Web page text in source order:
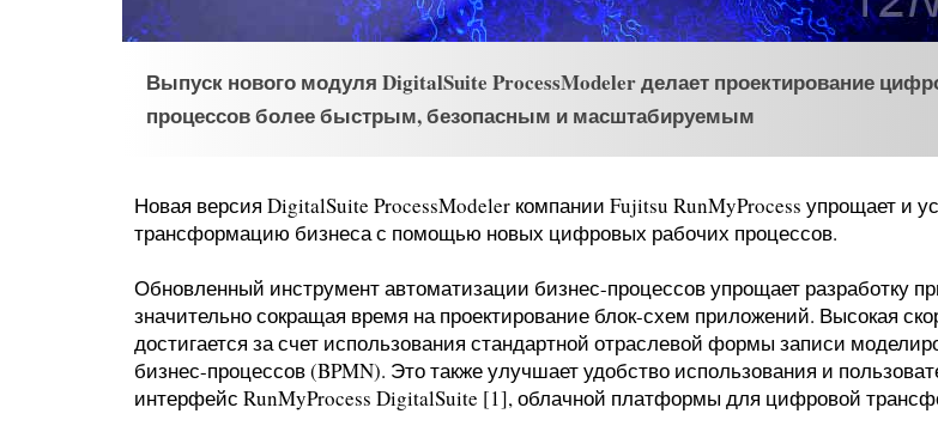
Выпуск нового модуля DigitalSuite ProcessModeler делает проектирование
процессов более быстрым, безопасным и масштабируемым
Новая версия DigitalSuite ProcessModeler компании Fujitsu RunMyProcess упрощает и
трансформацию бизнеса с помощью новых цифровых рабочих процессов.
Обновленный инструмент автоматизации бизнес-процессов упрощает разработку
значительно сокращая время на проектирование блок-схем приложений. Высокая
достигается за счет использования стандартной отраслевой формы записи
бизнес-процессов (BPMN). Это также улучшает удобство использования и
интерфейс RunMyProcess DigitalSuite [1], облачной платформы для цифровой